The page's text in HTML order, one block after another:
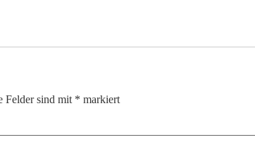
Felder sind mit * markiert